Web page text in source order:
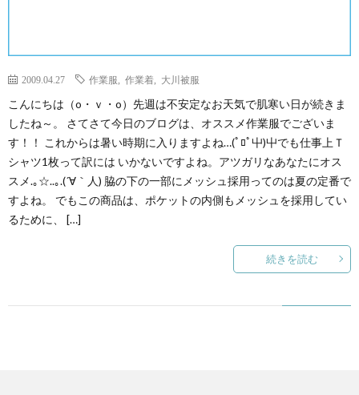
2009.04.27 作業服 作業着 大川被服
こんにちは（o・ｖ・o）先週は不安定なお天気で肌寒い日が続きま
したね～。 さてさて今日のブログは、オススメ作業服でございま
す！！ これからは暑い時期に入りますよね…(ﾟﾛﾟ屮)屮でも仕事上Ｔ
シャツ1枚って訳には いかないですよね。アツガリなあなたにオス
スメ.｡☆..｡.(´∀｀人) 脇の下の一部にメッシュ採用ってのは夏の定番で
すよね。 でもこの商品は、ポケットの内側もメッシュを採用してい
るために、 […]
続きを読む